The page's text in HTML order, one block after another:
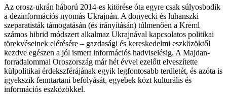
Az orosz-ukrán háború 2014-es kitörése óta egyre csak súlyosbodik
a dezinformációs nyomás Ukrajnán. A donyecki és luhanszki
szeparatisták támogatásán (és irányításán) túlmenően a Kreml
számos hibrid módszert alkalmaz Ukrajnával kapcsolatos politikai
törekvéseinek elérésére – gazdasági és kereskedelmi eszközöktől
kezdve egészen a jól ismert információs hadviselésig. A Majdan-
forradalommal Oroszország már hét évvel ezelőtt elveszítette
külpolitikai érdekszférájának egyik legfontosabb területét, és azóta is
igyekszik fenntartani befolyását, egyebek közt kulturális és
információs eszközökkel.